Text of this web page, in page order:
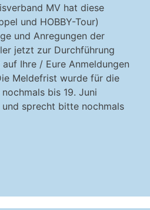
MV hat diese
und HOBBY-Tour)
und Anregungen der
jetzt zur Durchführung
Ihre / Eure Anmeldungen
Meldefrist wurde für die
bis 19. Juni
sprecht bitte nochmals